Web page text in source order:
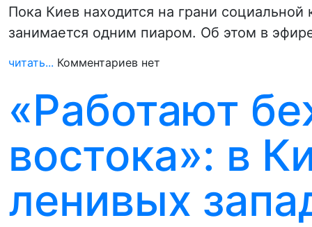
Пока Киев находится на грани
занимается одним пиаром. Об этом в
читать... Комментариев нет
«Работают
востока»: в
ленивых